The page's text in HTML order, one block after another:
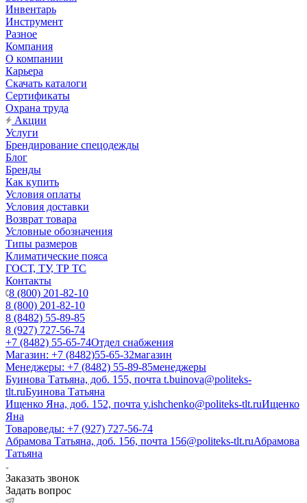
Инвентарь
Инструмент
Разное
Компания
О компании
Карьера
Cкачать каталоги
Сертификаты
Охрана труда
Акции
Услуги
Брендирование спецодежды
Блог
Бренды
Как купить
Условия оплаты
Условия доставки
Возврат товара
Условные обозначения
Типы размеров
Климатические пояса
ГОСТ, ТУ, ТР ТС
Контакты
8 (800) 201-82-10
8 (800) 201-82-10
8 (8482) 55-89-85
8 (927) 727-56-74
+7 (8482) 55-65-74Отдел снабжения
Магазин: +7 (8482)55-65-32магазин
Менеджеры: +7 (8482) 55-89-85менеджеры
Буинова Татьяна, доб. 155, почта t.buinova@politeks-
tlt.ruБуинова Татьяна
Ищенко Яна, доб. 152, почта y.ishchenko@politeks-tlt.ruИщенко
Яна
Товароведы: +7 (927) 727-56-74
Абрамова Татьяна, доб. 156, почта 156@politeks-tlt.ruАбрамова
Татьяна
Заказать звонок
Задать вопрос